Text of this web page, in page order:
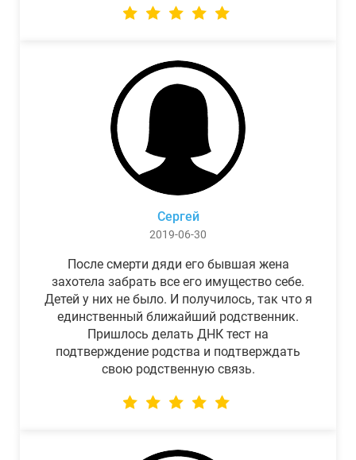
Сергей
2019-06-30
После смерти дяди его бывшая жена
захотела забрать все его имущество себе.
Детей у них не было. И получилось, так что я
единственный ближайший родственник.
Пришлось делать ДНК тест на
подтверждение родства и подтверждать
свою родственную связь.